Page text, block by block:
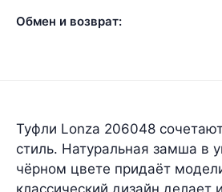
Обмен и возврат:
Туфли Lonza 206048
стиль. Натуральная замша в
чёрном цвете придаёт